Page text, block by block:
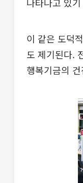
이 같은 도덕
도 제기된다.
행복기금의